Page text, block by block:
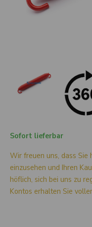
Sofort lieferbar
Wir freuen uns, dass Sie
einzusehen und Ihren
höflich, sich bei uns zu
Kontos erhalten Sie